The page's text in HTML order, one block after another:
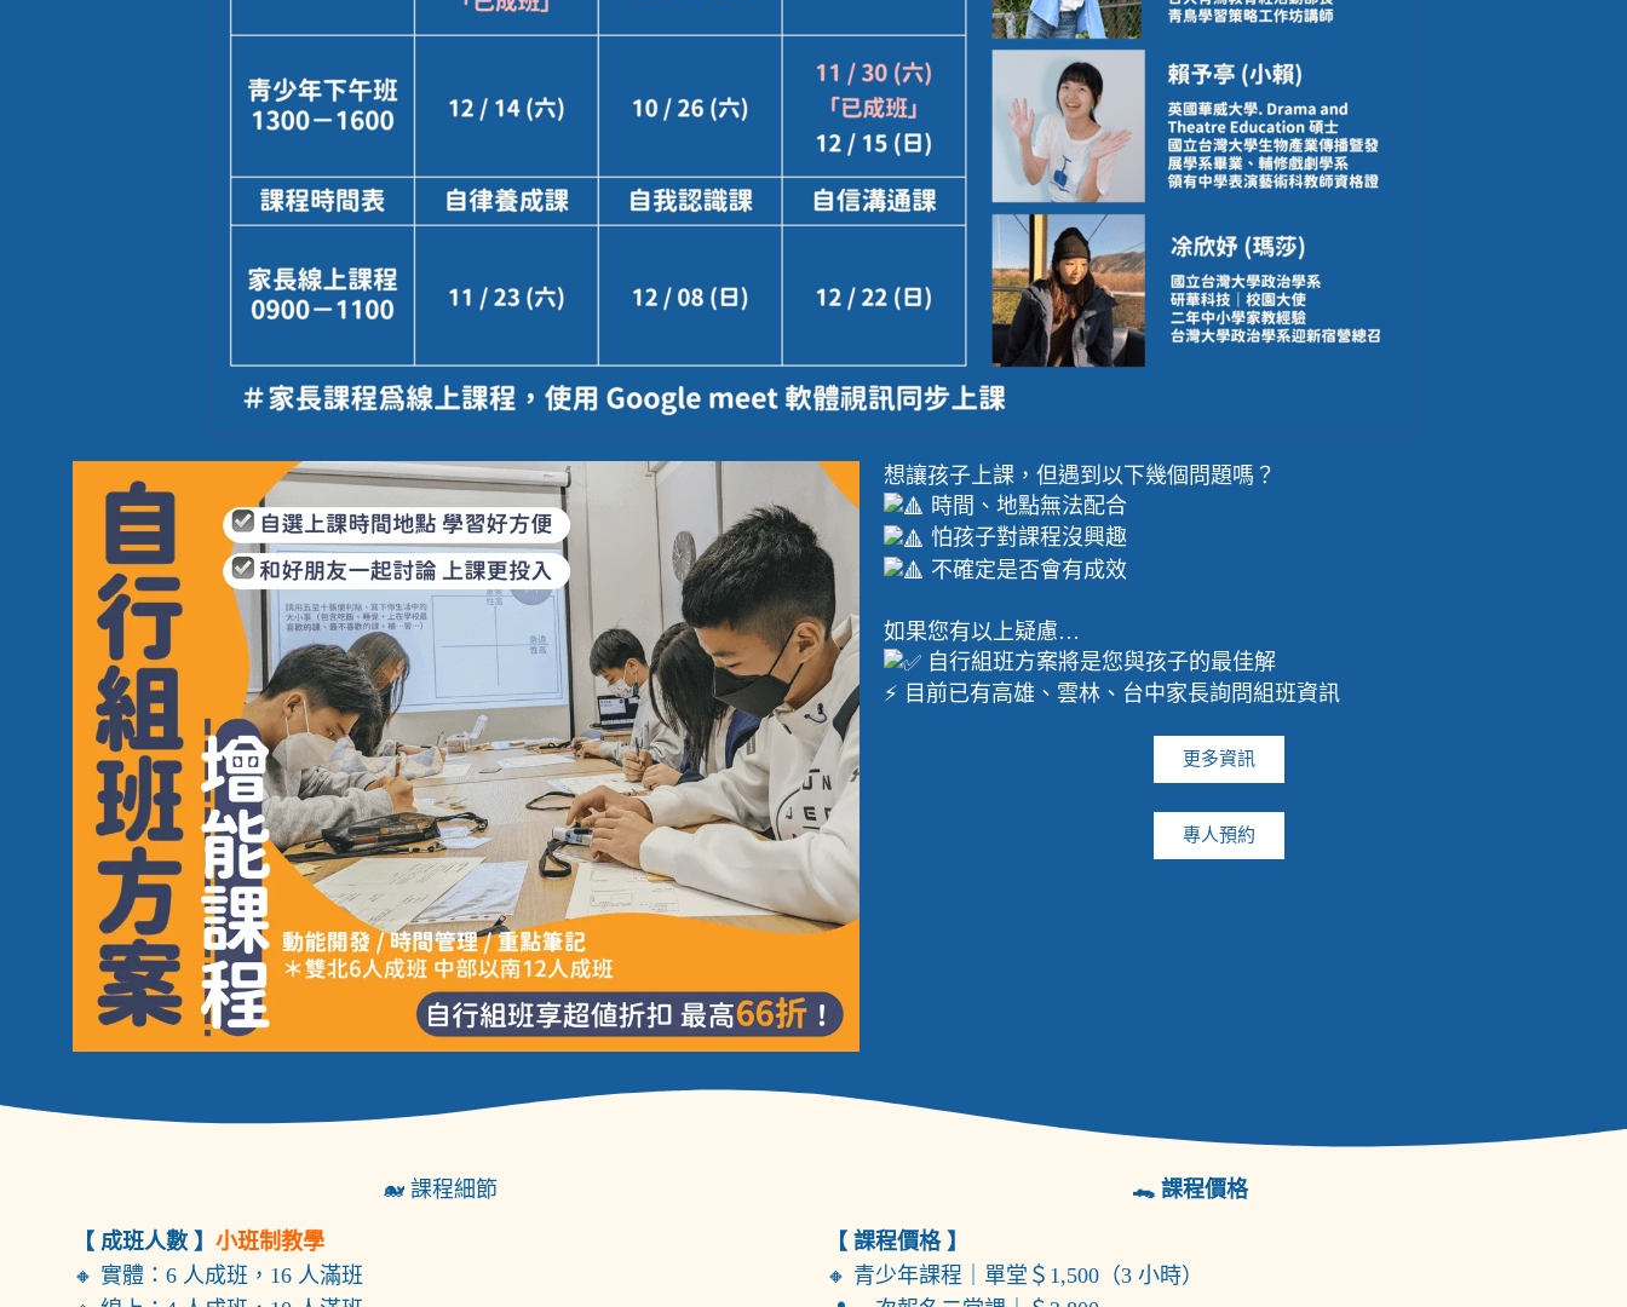
想讓孩子上課，但遇到以下幾個問題嗎？
時間、地點無法配合
怕孩子對課程沒興趣
不確定是否會有成效
如果您有以上疑慮…
自行組班方案將是您與孩子的最佳解
⚡ 目前已有高雄、雲林、台中家長詢問組班資訊
更多資訊
專人預約
🐋 課程細節
【 成班人數 】 小班制教學
🔸 實體：6 人成班，16 人滿班
🐊 課程價格
【 課程價格 】
🔸 青少年課程｜單堂＄1,500（3 小時）